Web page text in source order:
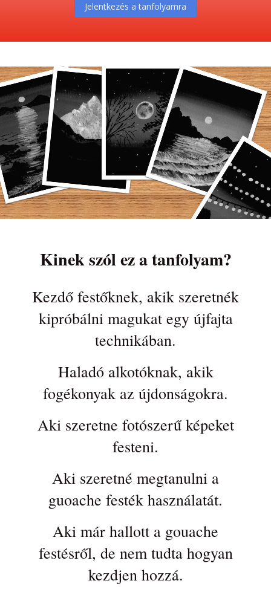
Jelentkezés a tanfolyamra
Kinek szól ez a tanfolyam?
Kezdő festőknek, akik szeretnék
kipróbálni magukat egy újfajta
technikában.
Haladó alkotóknak, akik
fogékonyak az újdonságokra.
Aki szeretne fotószerű képeket
festeni.
Aki szeretné megtanulni a
guoache festék használatát.
Aki már hallott a gouache
festésről, de nem tudta hogyan
kezdjen hozzá.